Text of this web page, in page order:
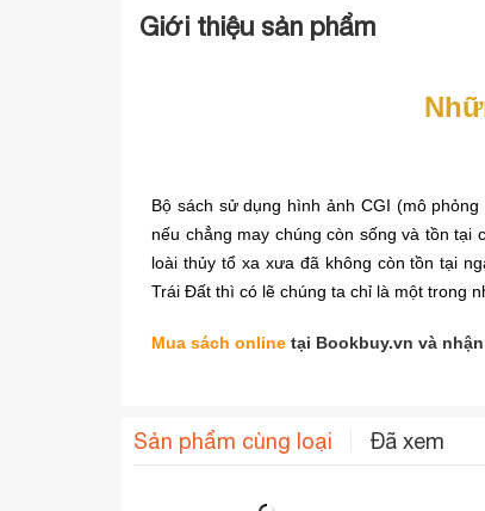
Giới thiệu sản phẩm
Bộ sách sử dụng hình ảnh CGI (mô
nếu chẳng may chúng còn sống và tồn tại
loài thủy tổ xa xưa đã không còn tồn tại
Trái Đất thì có lẽ chúng ta chỉ là một trong
Mua sách online tại Bookbuy.vn và
Sản phẩm cùng loại Đã xem